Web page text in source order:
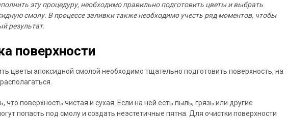
эту процедуру, необходимо правильно подготовить цветы и выбрать
смолу. В процессе заливки также необходимо учесть ряд моментов, чтобы
результат.
поверхности
цветы эпоксидной смолой необходимо тщательно подготовить поверхность, на
что поверхность чистая и сухая. Если на ней есть пыль, грязь или другие
попасть под смолу и создать неэстетичные пятна. Для очистки поверхности